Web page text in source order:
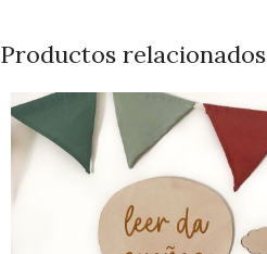
Productos relacionados